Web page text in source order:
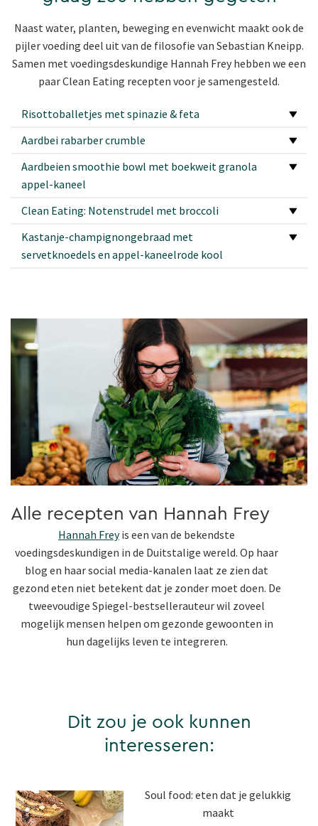
Naast water, planten, beweging en evenwicht maakt ook de
pijler voeding deel uit van de filosofie van Sebastian Kneipp.
Samen met voedingsdeskundige Hannah Frey hebben we een
paar Clean Eating recepten voor je samengesteld.
Risottoballetjes met spinazie & feta
Aardbei rabarber crumble
Aardbeien smoothie bowl met boekweit granola
appel-kaneel
Clean Eating: Notenstrudel met broccoli
Kastanje-champignongebraad met
servetknoedels en appel-kaneelrode kool
Alle recepten van Hannah Frey
Hannah Freyis een van de bekendste
voedingsdeskundigen in de Duitstalige wereld. Op haar
blog en haar social media-kanalen laat ze zien dat
gezond eten niet betekent dat je zonder moet doen. De
tweevoudige Spiegel-bestsellerauteur wil zoveel
mogelijk mensen helpen om gezonde gewoonten in
hun dagelijks leven te integreren.
Dit zou je ook kunnen
interesseren:
Soul food: eten dat je gelukkig
maakt